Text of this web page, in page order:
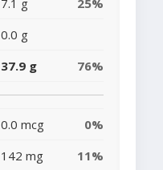
7.1 g
25%
0.0 g
37.9 g 76%
0.0 mcg
0%
142 mg
11%